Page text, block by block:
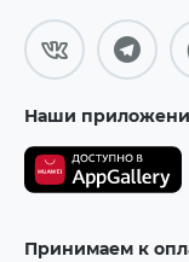
Наши
Принимаем к